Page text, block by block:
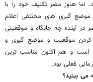
اما هنوز مصر تکلیف خود را با
گیری های مختلفی اعلام
در آینده چه جایگاه و موقعیتی
کردن موقعیت و موضع گیری و
و هم اکنون مناسب ترین
فعلی بود.
می بینید؟